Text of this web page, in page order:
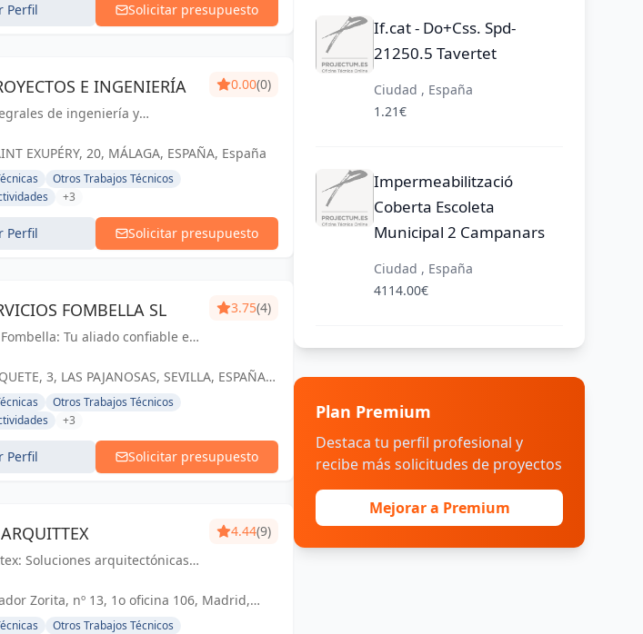
Perfil Solicitar presupuesto
E INGENIERÍA
de ingeniería y
la excelencia y el éxito de
0.00(0)
EXUPÉRY, 20, MÁLAGA, ESPAÑA, España
Otros Trabajos Técnicos
+3
Perfil Solicitar presupuesto
FOMBELLA SL
Tu aliado confiable en
futuro construido con
3.75(4)
3, LAS PAJANOSAS, SEVILLA, ESPAÑA,
Otros Trabajos Técnicos
+3
Perfil Solicitar presupuesto
Soluciones arquitectónicas y
Materializamos tus
4.44(9)
Zorita, nº 13, 1o oficina 106, Madrid,
Otros Trabajos Técnicos
If.cat - Do+Css. Spd-
21250.5 Tavertet
Ciudad , España
1.21€
Impermeabilització
Coberta Escoleta
Municipal 2 Campanars
Ciudad , España
4114.00€
Plan Premium
Destaca tu perfil profesional y
recibe más solicitudes de proyectos
Mejorar a Premium